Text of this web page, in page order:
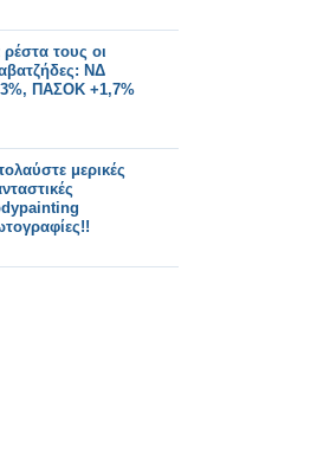
ρέστα τους οι
ΝΔ
ΠΑΣΟΚ +1,7%
μερικές